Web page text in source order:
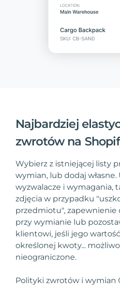
Najbardziej
zwrotów na
Wybierz z istniejącej listy
wymian, lub dodaj
wyzwalacze i wymagania,
zdjęcia w przypadku
przedmiotu", zapewnienie
przy wymianie lub
klientowi, jeśli jego
określonej kwoty...
nieograniczone.
Polityki zwrotów i wymian